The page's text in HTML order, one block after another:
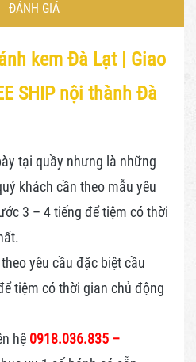
ĐÁNH GIÁ
kem Đà Lạt | Giao
SHIP nội thành Đà
tại quầy nhưng là những
khách cần theo mẫu yêu
3 – 4 tiếng để tiệm có thời
yêu cầu đặc biệt cầu
tiệm có thời gian chủ động
hệ 0918.036.835 –